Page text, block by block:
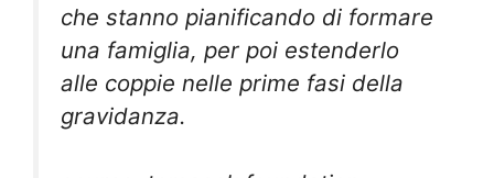
che stanno pianificando di formare
una famiglia, per poi estenderlo
alle coppie nelle prime fasi della
gravidanza.